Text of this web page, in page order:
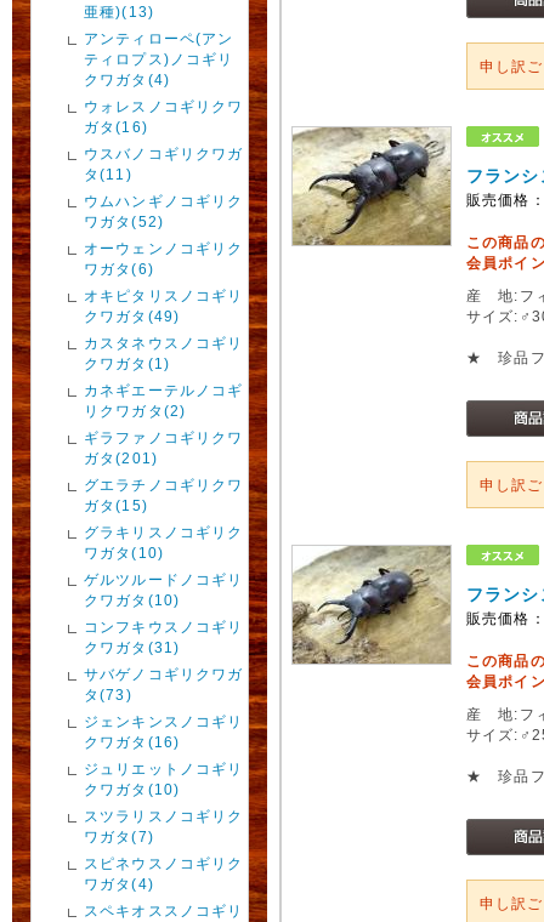
亜種)(13)
アンティローペ(アン
ティロプス)ノコギリ
クワガタ(4)
ウォレスノコギリクワ
ガタ(16)
ウスバノコギリクワガ
タ(11)
ウムハンギノコギリク
ワガタ(52)
オーウェンノコギリク
ワガタ(6)
オキピタリスノコギリ
クワガタ(49)
カスタネウスノコギリ
クワガタ(1)
カネギエーテルノコギ
リクワガタ(2)
ギラファノコギリクワ
ガタ(201)
グエラチノコギリクワ
ガタ(15)
グラキリスノコギリク
ワガタ(10)
ゲルツルードノコギリ
クワガタ(10)
コンフキウスノコギリ
クワガタ(31)
サバゲノコギリクワガ
タ(73)
ジェンキンスノコギリ
クワガタ(16)
ジュリエットノコギリ
クワガタ(10)
スツラリスノコギリク
ワガタ(7)
スピネウスノコギリク
ワガタ(4)
スペキオススノコギリ
申し訳
フラン
販売価格
この商品
会員ポイ
産 地:フ
サイズ
★ 珍品フ
申し訳
フラン
販売価格
この商品
会員ポイ
産 地:フ
サイズ
★ 珍品フ
申し訳